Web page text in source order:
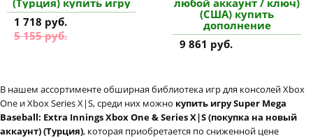
(Турция) купить игру
1 718 руб.
5 155 руб.
любой аккаунт / ключ)
(США) купить
дополнение
9 861 руб.
В нашем ассортименте обширная библиотека игр для консолей Xbox
One и Xbox Series X|S, среди них можно купить игру Super Mega
Baseball: Extra Innings Xbox One & Series X|S (покупка на новый
аккаунт) (Турция), которая приобретается по сниженной цене